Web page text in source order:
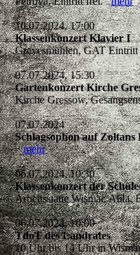
10.07.2024, 17:00
Klassenkonzert Klavier I
Grevesmühlen, GAT
07.07.2024, 15:30
Gartenkonzert Kirche
Kirche Gressow,
07.07.2024
Schlagsophon auf Zoltans
mehr
06.07.2024, 10:30
Klassenkonzert der
Arbeitsstätte Wismar,
06.07.2024, 10:00
TdoT des Landrates
10 Uhr bis 14 Uhr in